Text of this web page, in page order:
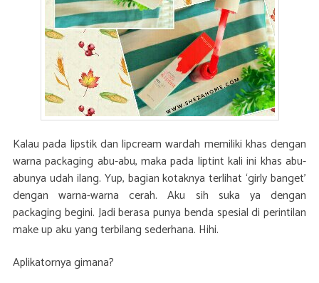
Kalau pada lipstik dan lipcream wardah memiliki khas dengan
warna packaging abu-abu, maka pada liptint kali ini khas abu-
abunya udah ilang. Yup, bagian kotaknya terlihat ‘girly banget’
dengan warna-warna cerah. Aku sih suka ya dengan
packaging begini. Jadi berasa punya benda spesial di perintilan
make up aku yang terbilang sederhana. Hihi.
Aplikatornya gimana?